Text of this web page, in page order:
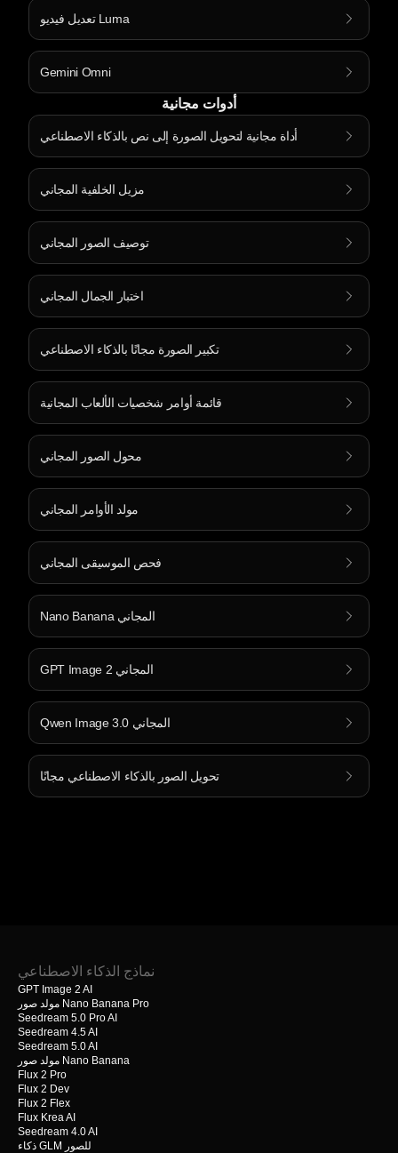
تعديل فيديو Luma
Gemini Omni
أدوات مجانية
أداة مجانية لتحويل الصورة إلى نص بالذكاء الاصطناعي
مزيل الخلفية المجاني
توصيف الصور المجاني
اختبار الجمال المجاني
تكبير الصورة مجانًا بالذكاء الاصطناعي
قائمة أوامر شخصيات الألعاب المجانية
محول الصور المجاني
مولد الأوامر المجاني
فحص الموسيقى المجاني
Nano Banana المجاني
GPT Image 2 المجاني
Qwen Image 3.0 المجاني
تحويل الصور بالذكاء الاصطناعي مجانًا
نماذج الذكاء الاصطناعي
GPT Image 2 AI
مولد صور Nano Banana Pro
Seedream 5.0 Pro AI
Seedream 4.5 AI
Seedream 5.0 AI
مولد صور Nano Banana
Flux 2 Pro
Flux 2 Dev
Flux 2 Flex
Flux Krea AI
Seedream 4.0 AI
ذكاء GLM للصور